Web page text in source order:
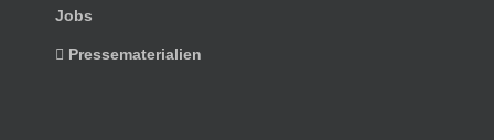
Jobs
Pressematerialien